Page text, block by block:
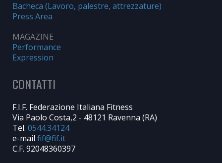
Bacheca (Lavoro, palestre, attrezzature)
Press Area
MAGAZINE
Performance
Expression
CONTATTI
F.I.F. Federazione Italiana Fitness
Via Paolo Costa,2 - 48121 Ravenna (RA)
Tel. 0544.34124
e-mail
C.F. 92048360397